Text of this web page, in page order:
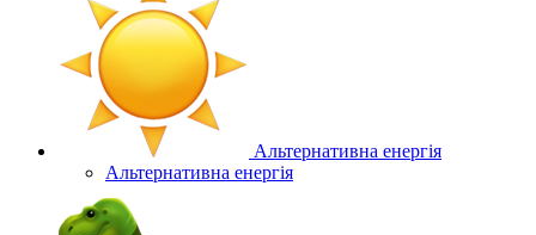
Альтернативна енергія
Альтернативна енергія